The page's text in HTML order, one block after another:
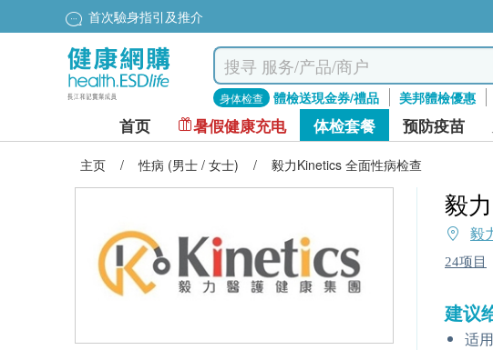
首次驗身指引及推介
身体检查 體檢送現金券/禮品 美邦體檢優惠
首页 暑假健康充电 体检套餐 预防疫苗
主页 / 性病 (男士 / 女士) / 毅力Kinetics 全面性病检查
毅
毅
24项目
建议
适